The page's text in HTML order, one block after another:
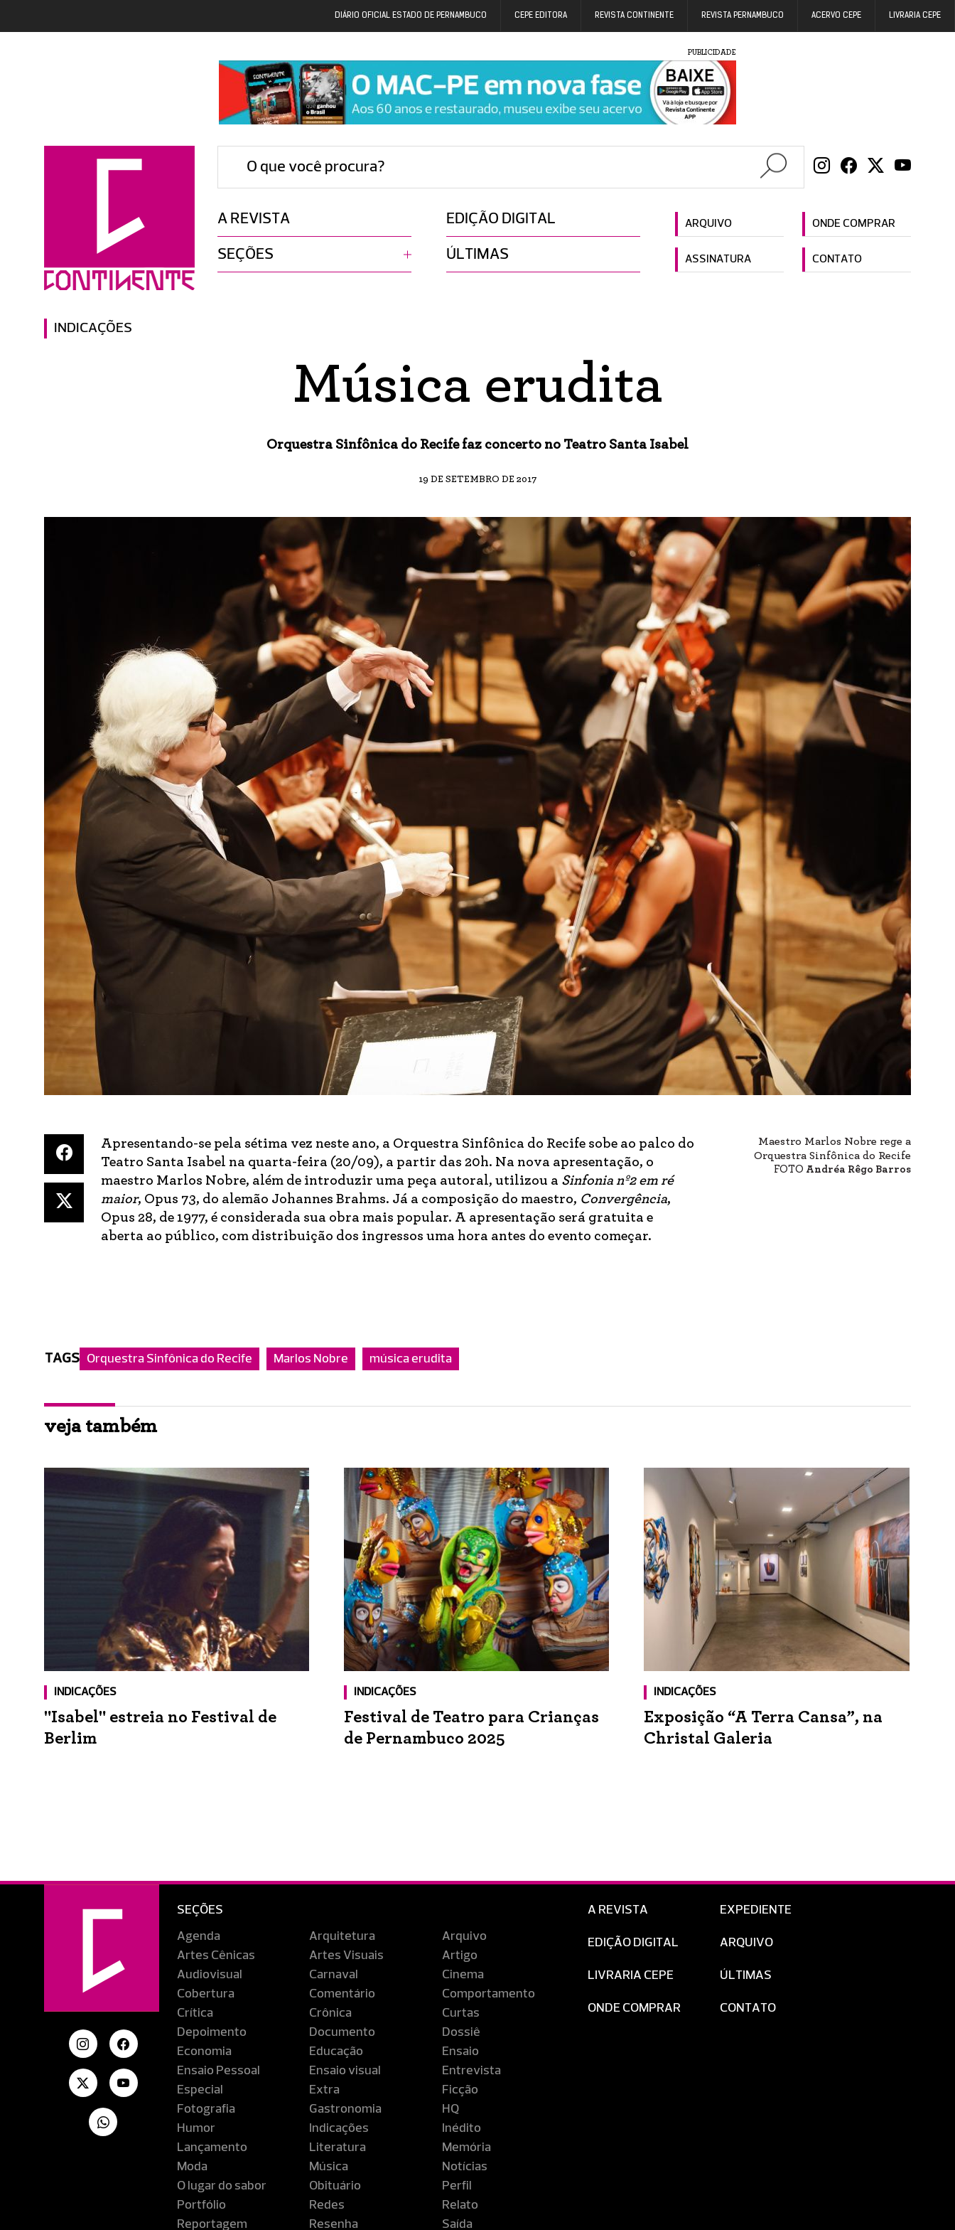
DIÁRIO OFICIAL ESTADO DE PERNAMBUCO CEPE EDITORA REVISTA CONTINENTE REVISTA PERNAMBUCO ACERVO CEPE LIVRARIA CEPE
PUBLICIDADE
O que você procura?
A REVISTA EDIÇÃO DIGITAL ARQUIVO ONDE COMPRAR
SEÇÕES ÚLTIMAS ASSINATURA CONTATO
INDICAÇÕES
Música erudita
Orquestra Sinfônica do Recife faz concerto no Teatro Santa Isabel
19 DE SETEMBRO DE 2017
Maestro Marlos Nobre rege a
Orquestra Sinfônica do Recife
FOTO Andréa Rêgo Barros
Apresentando-se pela sétima vez neste ano, a Orquestra Sinfônica do Recife sobe ao palco do
Teatro Santa Isabel na quarta-feira (20/09), a partir das 20h. Na nova apresentação, o
maestro Marlos Nobre, além de introduzir uma peça autoral, utilizou a Sinfonia nº2 em ré
maior, Opus 73, do alemão Johannes Brahms. Já a composição do maestro, Convergência,
Opus 28, de 1977, é considerada sua obra mais popular. A apresentação será gratuita e
aberta ao público, com distribuição dos ingressos uma hora antes do evento começar.
TAGS Orquestra Sinfônica do Recife Marlos Nobre música erudita
veja também
INDICAÇÕES
"Isabel" estreia no Festival de
Berlim
INDICAÇÕES
Festival de Teatro para Crianças
de Pernambuco 2025
INDICAÇÕES
Exposição “A Terra Cansa”, na
Christal Galeria
SEÇÕES
Agenda Arquitetura
Arquivo
Artes Cênicas
Artes Visuais
Artigo
Audiovisual
Carnaval
Cinema
Cobertura
Comentário
Comportamento
Crítica
Crônica
Curtas
Depoimento
Documento
Dossiê
Economia
Educação
Ensaio
Ensaio Pessoal
Ensaio visual
Entrevista
Especial
Extra
Ficção
Fotografia
Gastronomia
HQ
Humor
Indicações
Inédito
Lançamento
Literatura
Memória
Moda
Música
Notícias
O lugar do sabor
Obituário
Perfil
Portfólio
Redes
Relato
Reportagem
Resenha Saída
A REVISTA
EDIÇÃO DIGITAL
LIVRARIA CEPE
ONDE COMPRAR
EXPEDIENTE
ARQUIVO
ÚLTIMAS
CONTATO